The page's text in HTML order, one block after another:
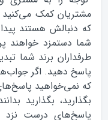
مشتریان کمک می‌کنید
که دنبالش هستند
شما دستمزد خواهند
طرفداران برند شما
پاسخ دهید. اگر
که نمی‌خواهید
بگذارید، بگذارید
پاسخ‌های درست نزد